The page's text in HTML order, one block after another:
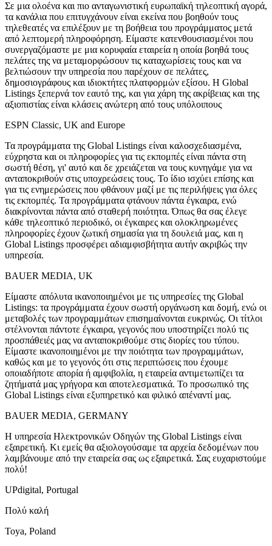
Σε μια ολοένα και πιο ανταγωνιστική ευρωπαϊκή τηλεοπτική αγορά,
τα κανάλια που επιτυγχάνουν είναι εκείνα που βοηθούν τους
τηλεθεατές να επιλέξουν με τη βοήθεια του προγράμματος μετά
από λεπτομερή πληροφόρηση. Είμαστε κατενθουσιασμένοι που
συνεργαζόμαστε με μια κορυφαία εταιρεία η οποία βοηθά τους
πελάτες της να μεταμορφώσουν τις καταχωρίσεις τους και να
βελτιώσουν την υπηρεσία που παρέχουν σε πελάτες,
δημοσιογράφους και ιδιοκτήτες πλατφορμών εξίσου. Η Global
Listings ξεπερνά τον εαυτό της, και για χάρη της ακρίβειας και της
αξιοπιστίας είναι κλάσεις ανώτερη από τους υπόλοιπους
ESPN Classic, UK and Europe
Τα προγράμματα της Global Listings είναι καλοσχεδιασμένα,
εύχρηστα και οι πληροφορίες για τις εκπομπές είναι πάντα στη
σωστή θέση, γι' αυτό και δε χρειάζεται να τους κυνηγάμε για να
ανταποκριθούν στις υποχρεώσεις τους. Το ίδιο ισχύει επίσης και
για τις ενημερώσεις που φθάνουν μαζί με τις περιλήψεις για όλες
τις εκπομπές. Τα προγράμματα φτάνουν πάντα έγκαιρα, ενώ
διακρίνονται πάντα από σταθερή ποιότητα. Όπως θα σας έλεγε
κάθε τηλεοπτικό περιοδικό, οι έγκαιρες και ολοκληρωμένες
πληροφορίες έχουν ζωτική σημασία για τη δουλειά μας, και η
Global Listings προσφέρει αδιαμφισβήτητα αυτήν ακριβώς την
υπηρεσία.
BAUER MEDIA, UK
Είμαστε απόλυτα ικανοποιημένοι με τις υπηρεσίες της Global
Listings: τα προγράμματα έχουν σωστή οργάνωση και δομή, ενώ οι
μεταβολές των προγραμμάτων επισημαίνονται ευκρινώς. Οι τίτλοι
στέλνονται πάντοτε έγκαιρα, γεγονός που υποστηρίζει πολύ τις
προσπάθειές μας να ανταποκριθούμε στις διορίες του τύπου.
Είμαστε ικανοποιημένοι με την ποιότητα των προγραμμάτων,
καθώς και με το γεγονός ότι στις περιπτώσεις που έχουμε
οποιαδήποτε απορία ή αμφιβολία, η εταιρεία αντιμετωπίζει τα
ζητήματά μας γρήγορα και αποτελεσματικά. Το προσωπικό της
Global Listings είναι εξυπηρετικό και φιλικό απέναντί μας.
BAUER MEDIA, GERMANY
Η υπηρεσία Ηλεκτρονικών Οδηγών της Global Listings είναι
εξαιρετική. Κι εμείς θα αξιολογούσαμε τα αρχεία δεδομένων που
λαμβάνουμε από την εταιρεία σας ως εξαιρετικά. Σας ευχαριστούμε
πολύ!
UPdigital, Portugal
Πολύ καλή
Toya, Poland